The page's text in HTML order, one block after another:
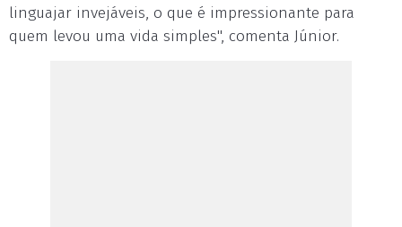
linguajar invejáveis, o que é impressionante para
quem levou uma vida simples", comenta Júnior.